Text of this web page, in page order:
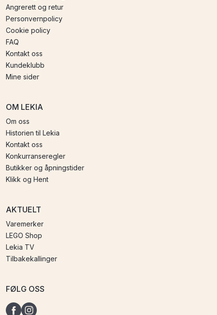
Angrerett og retur
Personvernpolicy
Cookie policy
FAQ
Kontakt oss
Kundeklubb
Mine sider
OM LEKIA
Om oss
Historien til Lekia
Kontakt oss
Konkurranseregler
Butikker og åpningstider
Klikk og Hent
AKTUELT
Varemerker
LEGO Shop
Lekia TV
Tilbakekallinger
FØLG OSS